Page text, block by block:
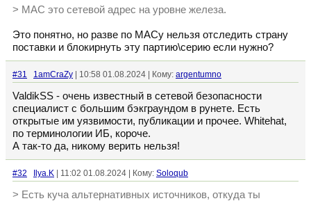
> MAC это сетевой адрес на уровне железа.
Это понятно, но разве по MACу нельзя отследить страну
поставки и блокирнуть эту партию\серию если нужно?
#31 1amCraZy | 10:58 01.08.2024 | Кому: argentumno
ValdikSS - очень известный в сетевой безопасности
специалист с большим бэкграундом в рунете. Есть
открытые им уязвимости, публикации и прочее. Whitehat,
по терминологии ИБ, короче.
А так-то да, никому верить нельзя!
#32 Ilya.K | 11:02 01.08.2024 | Кому: Soloqub
> Есть куча альтернативных источников, откуда ты